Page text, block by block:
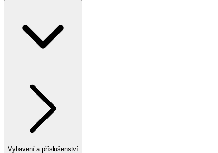
Vybavení a příslušenství